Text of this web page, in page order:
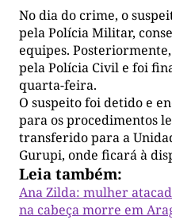
No dia do crime, o
pela Polícia Militar,
equipes.
pela Polícia Civil e foi
quarta-feira.
O suspeito foi detido e
para os procedimentos
transferido para a
Gurupi, onde ficará à
Leia também:
Ana Zilda: mulher
na cabeça morre em